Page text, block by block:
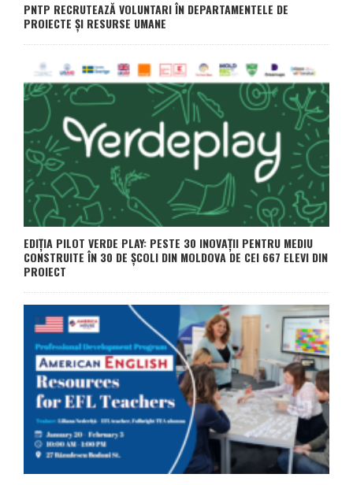
PNTP RECRUTEAZĂ VOLUNTARI ÎN DEPARTAMENTELE DE
PROIECTE ȘI RESURSE UMANE
EDIȚIA PILOT VERDE PLAY: PESTE 30 INOVAȚII PENTRU MEDIU
CONSTRUITE ÎN 30 DE ȘCOLI DIN MOLDOVA DE CEI 667 ELEVI DIN
PROIECT